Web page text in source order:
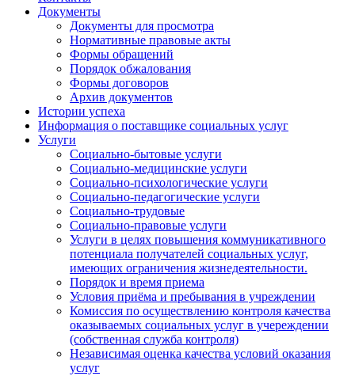
Документы
Документы для просмотра
Нормативные правовые акты
Формы обращений
Порядок обжалования
Формы договоров
Архив документов
Истории успеха
Информация о поставщике социальных услуг
Услуги
Социально-бытовые услуги
Социально-медицинские услуги
Социально-психологические услуги
Социально-педагогические услуги
Социально-трудовые
Социально-правовые услуги
Услуги в целях повышения коммуникативного
потенциала получателей социальных услуг,
имеющих ограничения жизнедеятельности.
Порядок и время приема
Условия приёма и пребывания в учреждении
Комиссия по осуществлению контроля качества
оказываемых социальных услуг в учереждении
(собственная служба контроля)
Независимая оценка качества условий оказания
услуг